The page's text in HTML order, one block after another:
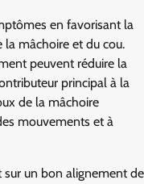
en favorisant la
mâchoire et du cou.
peuvent réduire la
principal à la
de la mâchoire
mouvements et à
sur un bon alignement de